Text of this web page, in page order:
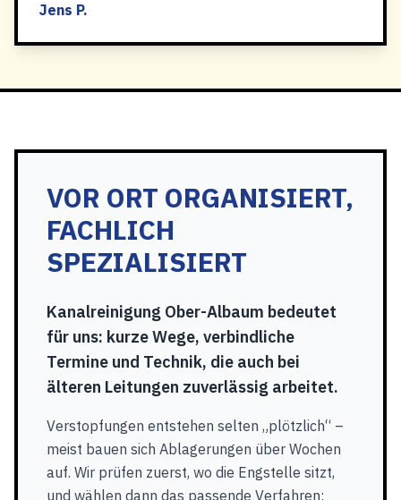
Jens P.
VOR ORT ORGANISIERT,
FACHLICH
SPEZIALISIERT
Kanalreinigung Ober-Albaum bedeutet
für uns: kurze Wege, verbindliche
Termine und Technik, die auch bei
älteren Leitungen zuverlässig arbeitet.
Verstopfungen entstehen selten „plötzlich“ –
meist bauen sich Ablagerungen über Wochen
auf. Wir prüfen zuerst, wo die Engstelle sitzt,
und wählen dann das passende Verfahren: